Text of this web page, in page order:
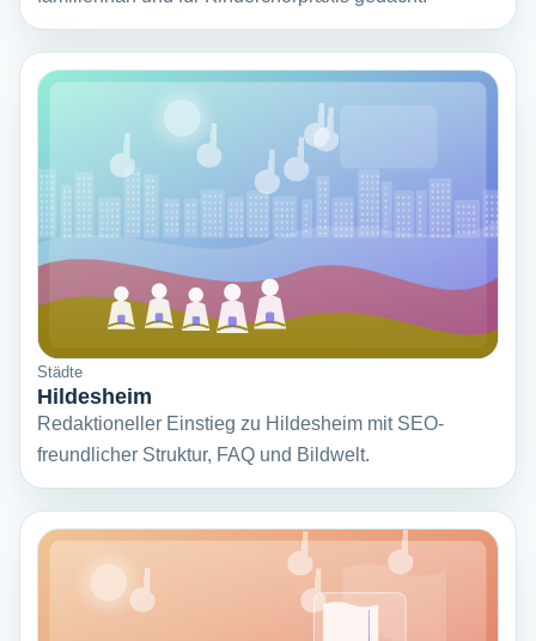
Städte
Hildesheim
Redaktioneller Einstieg zu Hildesheim mit SEO-
freundlicher Struktur, FAQ und Bildwelt.